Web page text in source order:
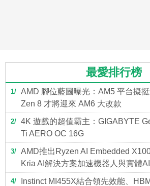
最愛排行榜
1
AMD 腳位藍圖曝光：AM5 平台擬挺
Zen 8 才將迎來 AM6 大改款
2
4K 遊戲的超值霸主：GIGABYTE
Ti AERO OC 16G
3
AMD推出Ryzen AI Embedded
Kria AI解決方案加速機器人與實體
4
Instinct MI455X結合領先效能、